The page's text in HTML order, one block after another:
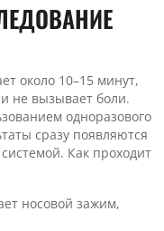
около 10–15 минут,
не вызывает боли.
одноразового
сразу появляются
Как проходит
носовой зажим,